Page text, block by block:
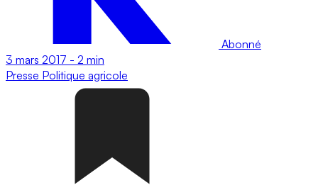
Abonné
3 mars 2017 - 2 min
Presse Politique agricole